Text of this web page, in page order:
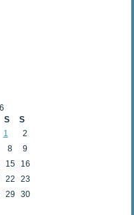
S
S
1
2
8
9
15
16
22
23
29
30